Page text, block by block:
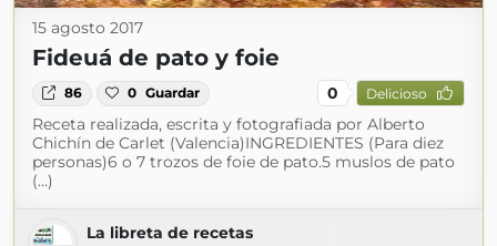
15 agosto 2017
Fideuá de pato y foie
86 0 Guardar 0 Delicioso
Receta realizada, escrita y fotografiada por Alberto
Chichín de Carlet (Valencia)INGREDIENTES (Para diez
personas)6 o 7 trozos de foie de pato.5 muslos de pato
(...)
La libreta de recetas